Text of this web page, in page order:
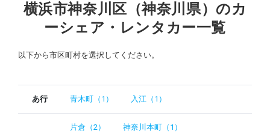
横浜市神奈川区（神奈川県）のカ
ーシェア・レンタカー一覧
以下から市区町村を選択してください。
あ行 青木町（1） 入江（1）
片倉（2） 神奈川本町（1）
特集
アプリの使い方